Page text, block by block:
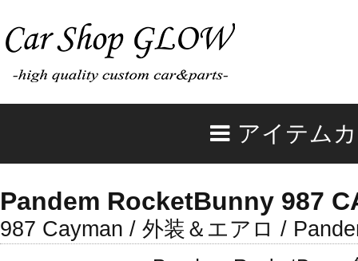
アイテム
Pandem RocketBunny 987
987 Cayman / 外装＆エアロ /